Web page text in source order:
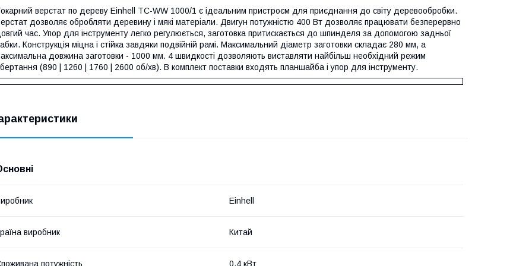
верстат по дереву Einhell TC-WW 1000/1 є ідеальним пристроєм для приєднання до світу деревообробки.
дозволяє обробляти деревину і мякі матеріали. Двигун потужністю 400 Вт дозволяє працювати безперервно
час. Упор для інструменту легко регулюється, заготовка притискається до шпинделя за допомогою задньої
Конструкція міцна і стійка завдяки подвійній рамі. Максимальний діаметр заготовки складає 280 мм, а
довжина заготовки - 1000 мм. 4 швидкості дозволяють виставляти найбільш необхідний режим
(890 | 1260 | 1760 | 2600 об/хв). В комплект поставки входять планшайба і упор для інструменту.
Einhell
виробник Китай
потужність 0.4 кВт